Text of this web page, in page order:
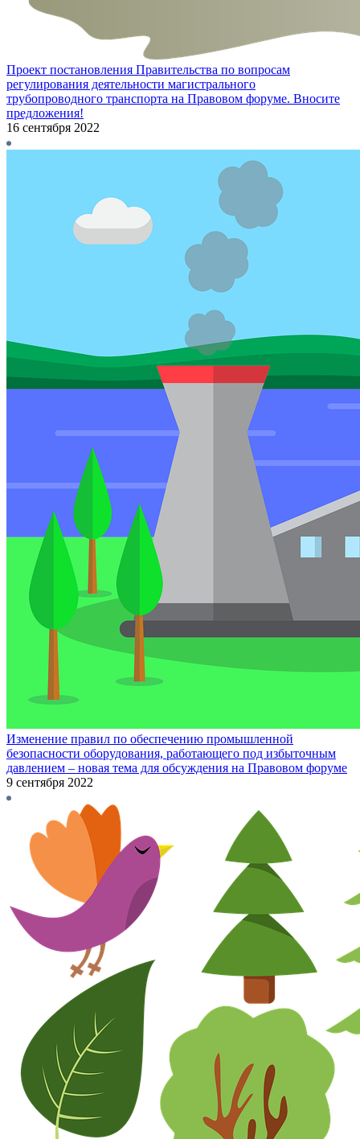
Проект постановления Правительства по вопросам
регулирования деятельности магистрального
трубопроводного транспорта на Правовом форуме. Вносите
предложения!
16 сентября 2022
Изменение правил по обеспечению промышленной
безопасности оборудования, работающего под избыточным
давлением – новая тема для обсуждения на Правовом форуме
9 сентября 2022